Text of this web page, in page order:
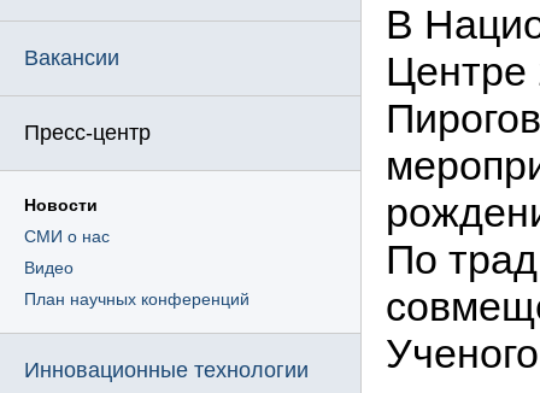
Вакансии
Пресс-центр
Новости
СМИ о нас
Видео
План научных конференций
Инновационные технологии
В
Центре
По